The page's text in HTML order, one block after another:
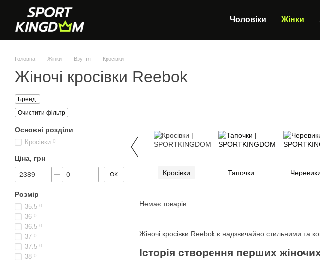
Перейти до основного контенту
Чоловіки Жінки
Головна Жінки Взуття Кросівки
Жіночі кросівки Reebok
Кросівки Тапочки Черевики
Жіночі кросівки Reebok є надзвичайно стильними та
Історія створення перших
Немає товарів
Бренд:
Очистити фільтр
Основні розділи
Кросівки 0
Ціна, грн
Від Ціна, грн
До Ціна, грн ОК
Розмір
35.5 0
36 0
36.5 0
37 0
37.5 0
38 0